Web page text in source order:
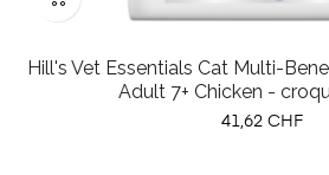
Hill's Vet Essentials Cat Multi-
Adult 7+ Chicken -
Prix
41,62 CHF